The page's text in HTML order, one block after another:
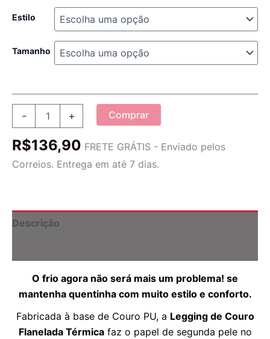
Estilo
Tamanho
-
Flanelada
-
+ Comprar
R$136,90 FRETE GRÁTIS - Enviado pelos
Correios. Entrega em até 7 dias.
Descrição
O frio agora não será mais um problema! se
mantenha quentinha com muito estilo e conforto.
Fabricada à base de Couro PU, a Legging de Couro
Flanelada Térmicafaz o papel de segunda pele no